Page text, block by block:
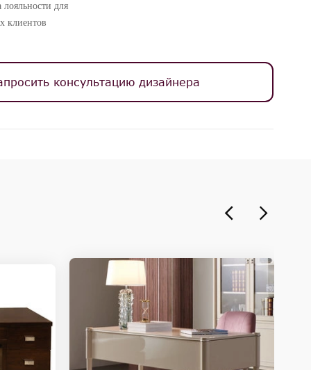
для
клиентов
консультацию дизайнера